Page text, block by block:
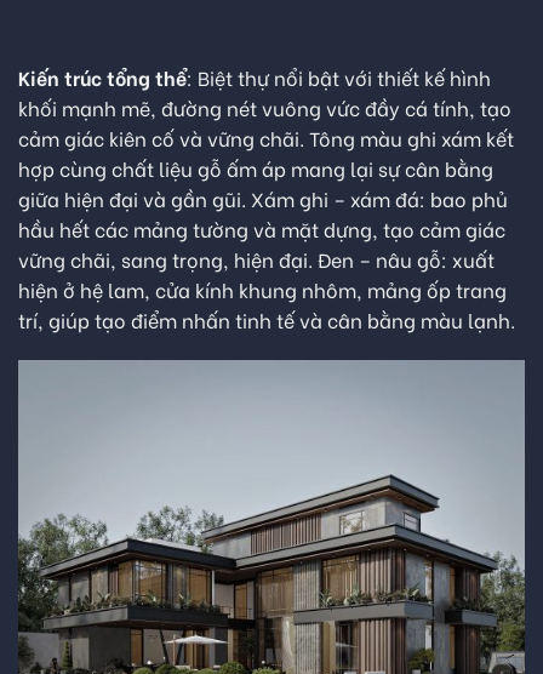
Kiến trúc tổng thể: Biệt thự nổi bật với thiết kế hình
khối mạnh mẽ, đường nét vuông vức đầy cá tính, tạo
cảm giác kiên cố và vững chãi. Tông màu ghi xám kết
hợp cùng chất liệu gỗ ấm áp mang lại sự cân bằng
giữa hiện đại và gần gũi. Xám ghi – xám đá: bao phủ
hầu hết các mảng tường và mặt dựng, tạo cảm giác
vững chãi, sang trọng, hiện đại. Đen – nâu gỗ: xuất
hiện ở hệ lam, cửa kính khung nhôm, mảng ốp trang
trí, giúp tạo điểm nhấn tinh tế và cân bằng màu lạnh.